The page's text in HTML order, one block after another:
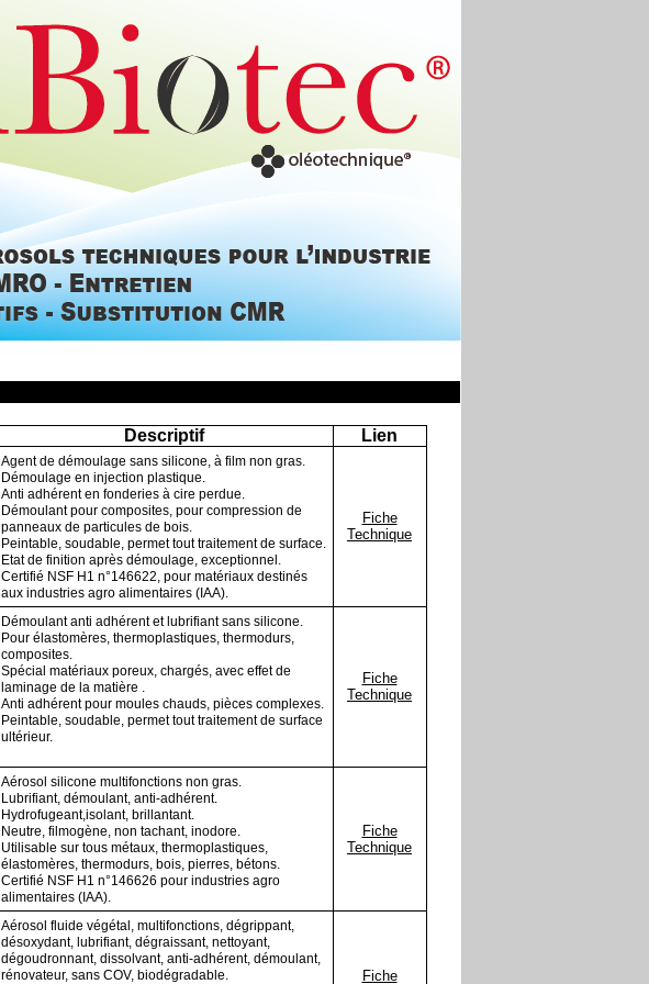
Descriptif Lien
Agent de démoulage sans silicone, à film non gras.
Démoulage en injection plastique.
Anti adhérent en fonderies à cire perdue.
Démoulant pour composites, pour compression de
panneaux de particules de bois.
Peintable, soudable, permet tout traitement de surface.
Etat de finition après démoulage, exceptionnel.
Certifié NSF H1 n°146622, pour matériaux destinés
aux industries agro alimentaires (IAA).
Fiche
Technique
Démoulant anti adhérent et lubrifiant sans silicone.
Pour élastomères, thermoplastiques, thermodurs,
composites.
Spécial matériaux poreux, chargés, avec effet de
laminage de la matière .
Anti adhérent pour moules chauds, pièces complexes.
Peintable, soudable, permet tout traitement de surface
ultérieur.
Fiche
Technique
Aérosol silicone multifonctions non gras.
Lubrifiant, démoulant, anti-adhérent.
Hydrofugeant,isolant, brillantant.
Neutre, filmogène, non tachant, inodore.
Utilisable sur tous métaux, thermoplastiques,
élastomères, thermodurs, bois, pierres, bétons.
Certifié NSF H1 n°146626 pour industries agro
alimentaires (IAA).
Fiche
Technique
Aérosol fluide végétal, multifonctions, dégrippant,
désoxydant, lubrifiant, dégraissant, nettoyant,
dégoudronnant, dissolvant, anti-adhérent, démoulant,
rénovateur, sans COV, biodégradable.
Fiche